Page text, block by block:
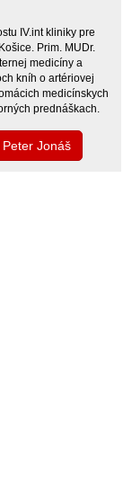
IV.int kliniky pre
Prim. MUDr.
medicíny a
kníh o artériovej
medicínskych
prednáškach.
Jonáš